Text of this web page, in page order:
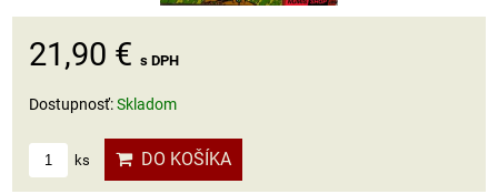
21,90 € s DPH
Dostupnosť:Skladom
ks DO KOŠÍKA